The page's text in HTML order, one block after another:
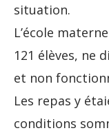
situation.
L’école
121 élèves, ne
et non
Les repas y
conditions